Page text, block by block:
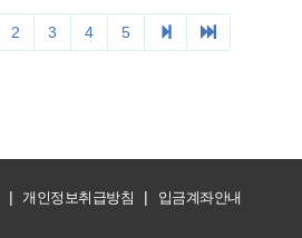
| 개인정보취급방침 | 입금계좌안내